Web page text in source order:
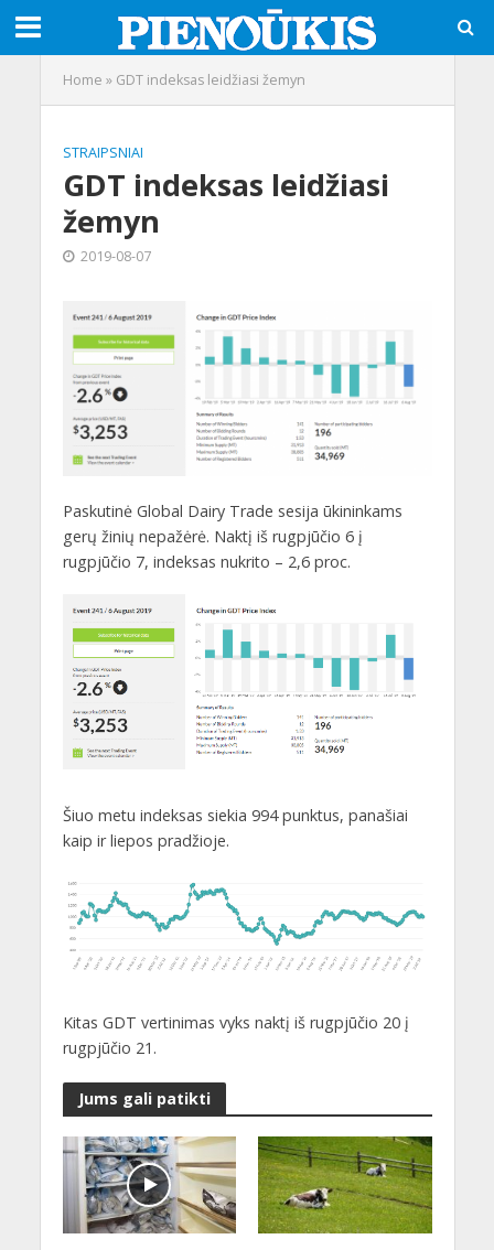
Home » GDT indeksas leidžiasi žemyn
STRAIPSNIAI
GDT indeksas leidžiasi
žemyn
2019-08-07
Paskutinė Global Dairy Trade sesija ūkininkams
gerų žinių nepažėrė. Naktį iš rugpjūčio 6 į
rugpjūčio 7, indeksas nukrito – 2,6 proc.
Šiuo metu indeksas siekia 994 punktus, panašiai
kaip ir liepos pradžioje.
Kitas GDT vertinimas vyks naktį iš rugpjūčio 20 į
rugpjūčio 21.
Jums gali patikti